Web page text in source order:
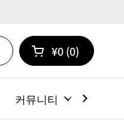
카트 열기
쇼핑 카트 총계:
¥0 0
카트 내에 제품
커뮤니티